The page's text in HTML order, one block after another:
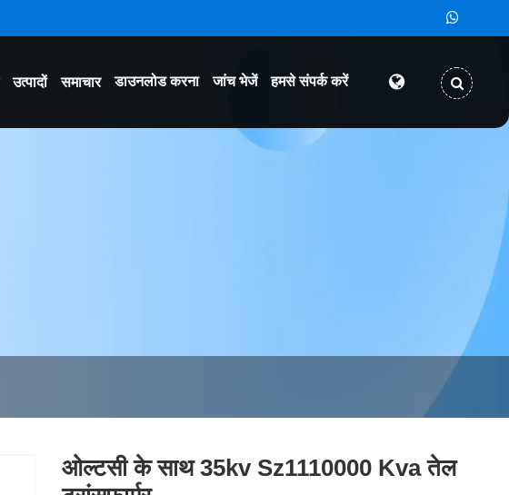
उत्पादों समाचार डाउनलोड करना जांच भेजें हमसे संपर्क करें
ओल्टसी के साथ 35kv Sz1110000 Kva तेल